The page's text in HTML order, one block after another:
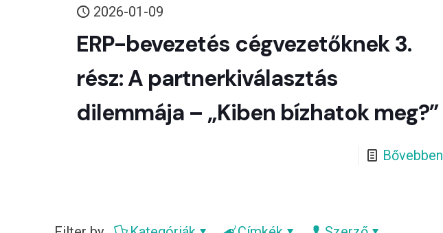
2026-01-09
ERP-bevezetés cégvezetőknek 3.
rész: A partnerkiválasztás
dilemmája – „Kiben bízhatok meg?”
Bővebben